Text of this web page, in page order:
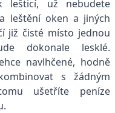
lešticí, už nebudete
leštění oken a jiných
již čisté místo jednou
dokonale lesklé.
navlhčené, hodně
s žádným
ušetříte peníze